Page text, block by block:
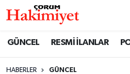
GÜNCEL RESMİ İLANLAR
HABERLER GÜNCEL
Nöbetçi Eczaneler